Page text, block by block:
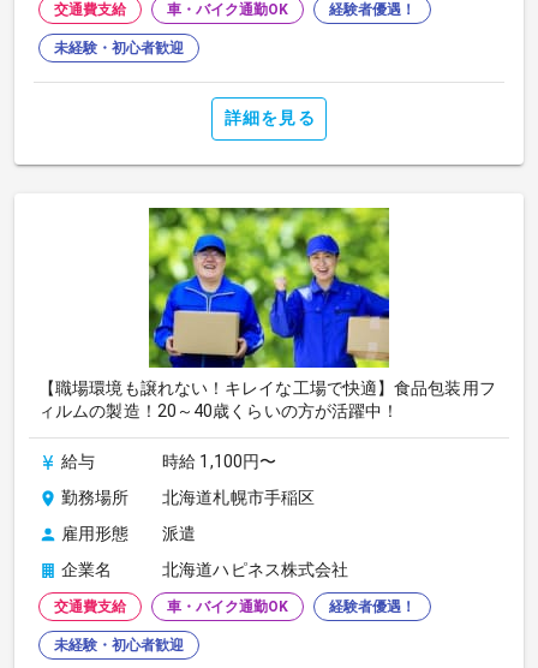
交通費支給 車・バイク通勤OK 経験者優遇！
未経験・初心者歓迎
詳細を見る
【職場環境も譲れない！キレイな工場で快適】食品包装用フ
ィルムの製造！20～40歳くらいの方が活躍中！
給与
時給 1,100円〜
勤務場所
北海道札幌市手稲区
雇用形態
派遣
企業名
北海道ハピネス株式会社
交通費支給 車・バイク通勤OK 経験者優遇！
未経験・初心者歓迎